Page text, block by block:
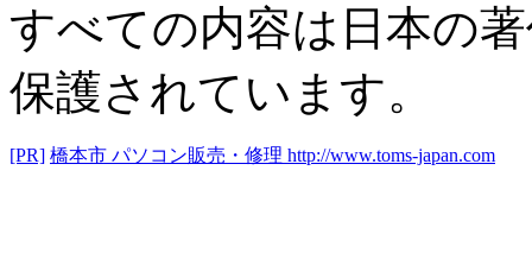
すべての内容は日本の
保護されています。
[PR] 橋本市 パソコン販売・修理 http://www.toms-japan.com